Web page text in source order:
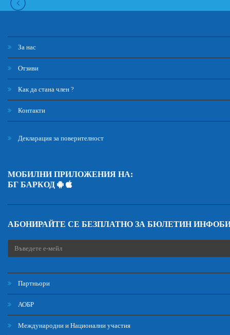
За нас
Отзиви
Как да стана член ?
Контакти
Декларация за поверителност
МОБИЛНИ ПРИЛОЖЕНИЯ НА:
БГ БАРКОД
АБОНИРАЙТЕ СЕ БЕЗПЛАТНО ЗА БЮЛЕТИН
Партньори
АОБР
Международни и Национални участия